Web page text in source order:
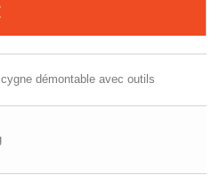
démontable avec outils